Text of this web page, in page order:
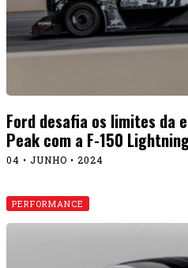
Ford desafia os limites da
Peak com a F-150
04 • JUNHO • 2024
PERFORMANCE